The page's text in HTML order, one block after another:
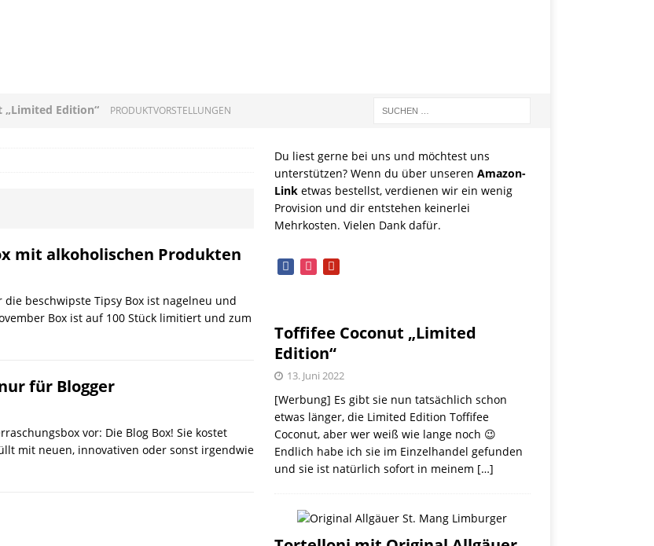
„Limited Edition“ PRODUKTVORSTELLUNGEN
Beerenweine
und nie wieder SHOPVORSTELLUNGEN
Müslis – mit einem knackigen Crunch
mit alkoholischen Produkten
beschwipste Tipsy Box ist nagelneu und
Box ist auf 100 Stück limitiert und zum
für Blogger
vor: Die Blog Box! Sie kostet
mit neuen, innovativen oder sonst irgendwie
Du liest gerne bei uns und möchtest uns
unterstützen? Wenn du über unseren Amazon-
Linketwas bestellst, verdienen wir ein wenig
Provision und dir entstehen keinerlei
Mehrkosten. Vielen Dank dafür.
facebookinstagram
pinterest
Toffifee Coconut „Limited
Edition“
13. Juni 2022
[Werbung] Es gibt sie nun tatsächlich schon
etwas länger, die Limited Edition Toffifee
Coconut, aber wer weiß wie lange noch 😉
Endlich habe ich sie im Einzelhandel gefunden
und sie ist natürlich sofort in meinem […]